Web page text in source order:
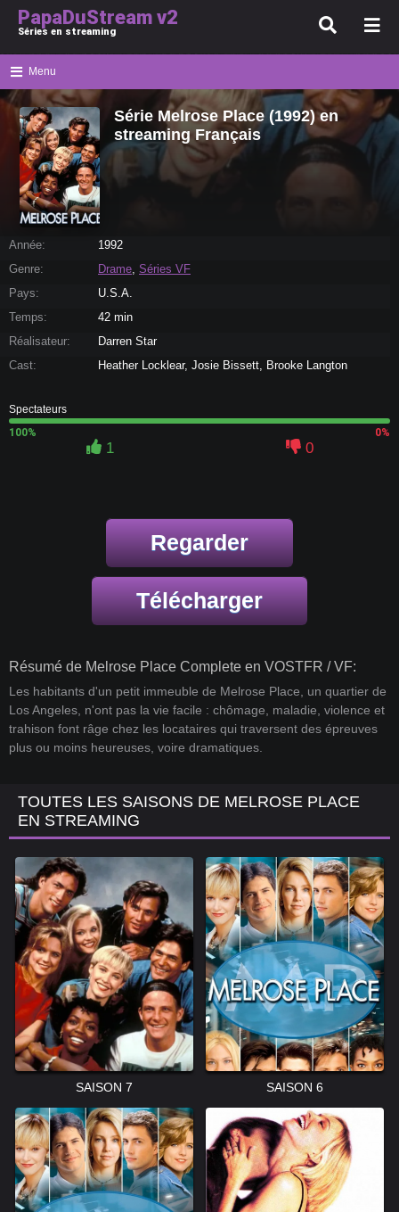
PapaDuStream v2
Séries en streaming
Menu
Série Melrose Place (1992) en
streaming Français
Année:
1992
Genre:
Drame, Séries VF
Pays:
U.S.A.
Temps:
42 min
Réalisateur:
Darren Star
Cast:
Heather Locklear, Josie Bissett, Brooke Langton
Spectateurs
100%
0%
1 0
Regarder
Télécharger
Résumé de Melrose Place Complete en VOSTFR / VF:
Les habitants d'un petit immeuble de Melrose Place, un quartier de
Los Angeles, n'ont pas la vie facile : chômage, maladie, violence et
trahison font râge chez les locataires qui traversent des épreuves
plus ou moins heureuses, voire dramatiques.
TOUTES LES SAISONS DE MELROSE PLACE
EN STREAMING
SAISON 7 SAISON 6